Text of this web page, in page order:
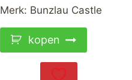
Merk: Bunzlau Castle
kopen